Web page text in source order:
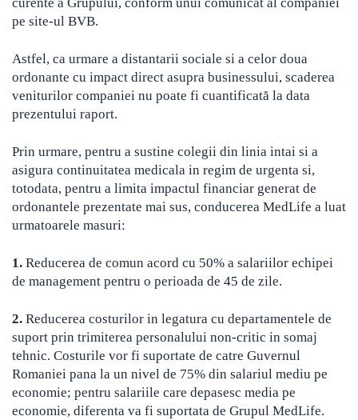
pe site-ul BVB.
Astfel, ca urmare a distantarii sociale si a celor doua
ordonante cu impact direct asupra businessului, scaderea
veniturilor companiei nu poate fi cuantificată la data
prezentului raport.
Prin urmare, pentru a sustine colegii din linia intai si a
asigura continuitatea medicala in regim de urgenta si,
totodata, pentru a limita impactul financiar generat de
ordonantele prezentate mai sus, conducerea MedLife a luat
urmatoarele masuri:
1. Reducerea de comun acord cu 50% a salariilor echipei
de management pentru o perioada de 45 de zile.
2. Reducerea costurilor in legatura cu departamentele de
suport prin trimiterea personalului non-critic in somaj
tehnic. Costurile vor fi suportate de catre Guvernul
Romaniei pana la un nivel de 75% din salariul mediu pe
economie; pentru salariile care depasesc media pe
economie, diferenta va fi suportata de Grupul MedLife.